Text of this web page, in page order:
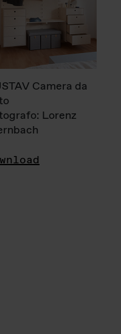
Camera da
Lorenz